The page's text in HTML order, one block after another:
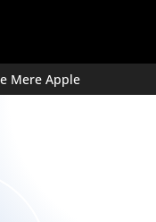
Mere Apple